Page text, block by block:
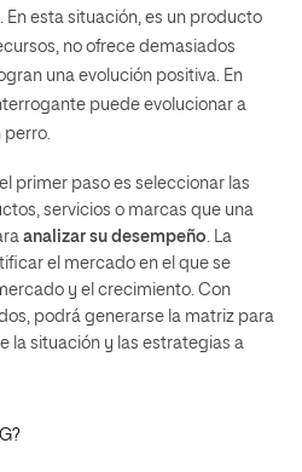
esta situación, es un producto
no ofrece demasiados
una evolución positiva. En
puede evolucionar a
perro.
primer paso es seleccionar las
servicios o marcas que una
analizar su desempeño. La
el mercado en el que se
y el crecimiento. Con
podrá generarse la matriz para
la situación y las estrategias a